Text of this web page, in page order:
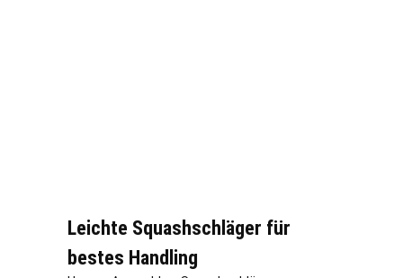
Leichte Squashschläger für
bestes Handling